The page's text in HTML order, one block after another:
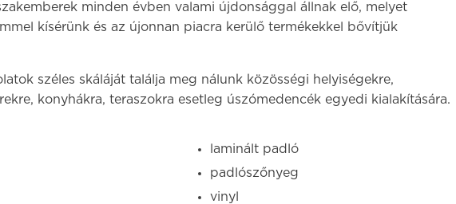
minden évben valami újdonsággal állnak elő, melyet
kísérünk és az újonnan piacra kerülő termékekkel bővítjük
széles skáláját találja meg nálunk közösségi helyiségekre,
konyhákra, teraszokra esetleg úszómedencék egyedi kialakítására.
laminált padló
padlószőnyeg
vinyl